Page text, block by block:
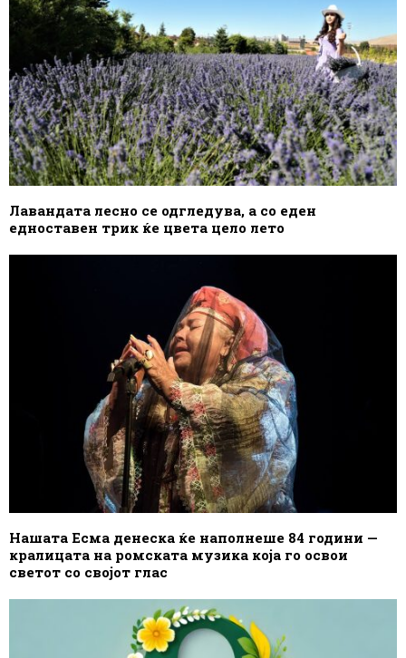
Лавандата лесно се одгледува, а со еден
едноставен трик ќе цвета цело лето
Нашата Есма денеска ќе наполнеше 84 години —
кралицата на ромската музика која го освои
светот со својот глас